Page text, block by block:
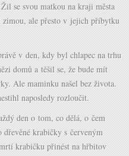
se svou matkou na kraji města
zimou, ale přesto v jejich příbytku
v den, kdy byl chlapec na trhu
domů a těšil se, že bude mít
Ale maminku našel bez života.
naposledy rozloučit.
den o tom, co dělá, o čem
krabičky s červeným
krabičku přinést na hřbitov